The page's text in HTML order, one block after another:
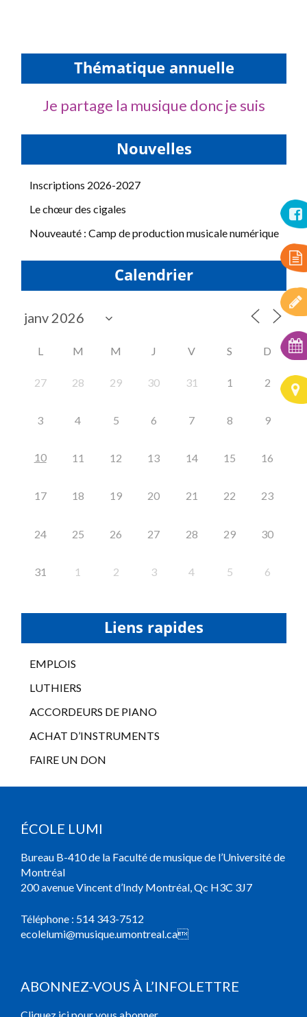
Thématique annuelle
Je partage la musique donc je suis
Nouvelles
Inscriptions 2026-2027
Le chœur des cigales
Nouveauté : Camp de production musicale numérique
Calendrier
L M M J V S D
27 28 29 30 31 1 2
3 4 5 6 7 8 9
10 11 12 13 14 15 16
17 18 19 20 21 22 23
24 25 26 27 28 29 30
31 1 2 3 4 5 6
Liens rapides
EMPLOIS
LUTHIERS
ACCORDEURS DE PIANO
ACHAT D’INSTRUMENTS
FAIRE UN DON
ÉCOLE LUMI
Bureau B-410 de la Faculté de musique de l’Université de
Montréal
200 avenue Vincent d’Indy Montréal, Qc H3C 3J7
Téléphone : 514 343-7512
ecolelumi@musique.umontreal.ca
ABONNEZ-VOUS À L’INFOLETTRE